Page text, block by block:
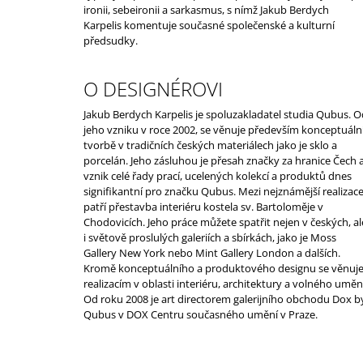
ironii, sebeironii a sarkasmus, s nímž Jakub Berdych
Karpelis komentuje současné společenské a kulturní
předsudky.
O DESIGNÉROVI
Jakub Berdych Karpelis je spoluzakladatel studia Qubus.
jeho vzniku v roce 2002, se věnuje především
tvorbě v tradičních českých materiálech jako je sklo a
porcelán. Jeho zásluhou je přesah značky za hranice Čech
vznik celé řady prací, ucelených kolekcí a produktů dnes
signifikantní pro značku Qubus. Mezi nejznámější realizace
patří přestavba interiéru kostela sv. Bartoloměje v
Chodovicích. Jeho práce můžete spatřit nejen v českých,
i světově proslulých galeriích a sbírkách, jako je Moss
Gallery New York nebo Mint Gallery London a dalších.
Kromě konceptuálního a produktového designu se věnuje
realizacím v oblasti interiéru, architektury a volného
Od roku 2008 je art directorem galerijního obchodu Dox
Qubus v DOX Centru současného umění v Praze.